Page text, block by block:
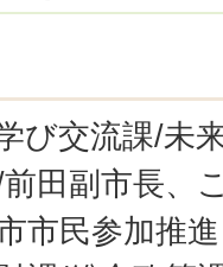
び交流課/未
田副市長、
市民参加推